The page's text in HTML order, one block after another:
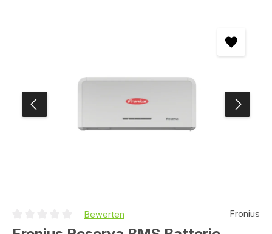
Durchschnittliche Bewertung von 0 von 5 Sternen
Bewerten Fronius